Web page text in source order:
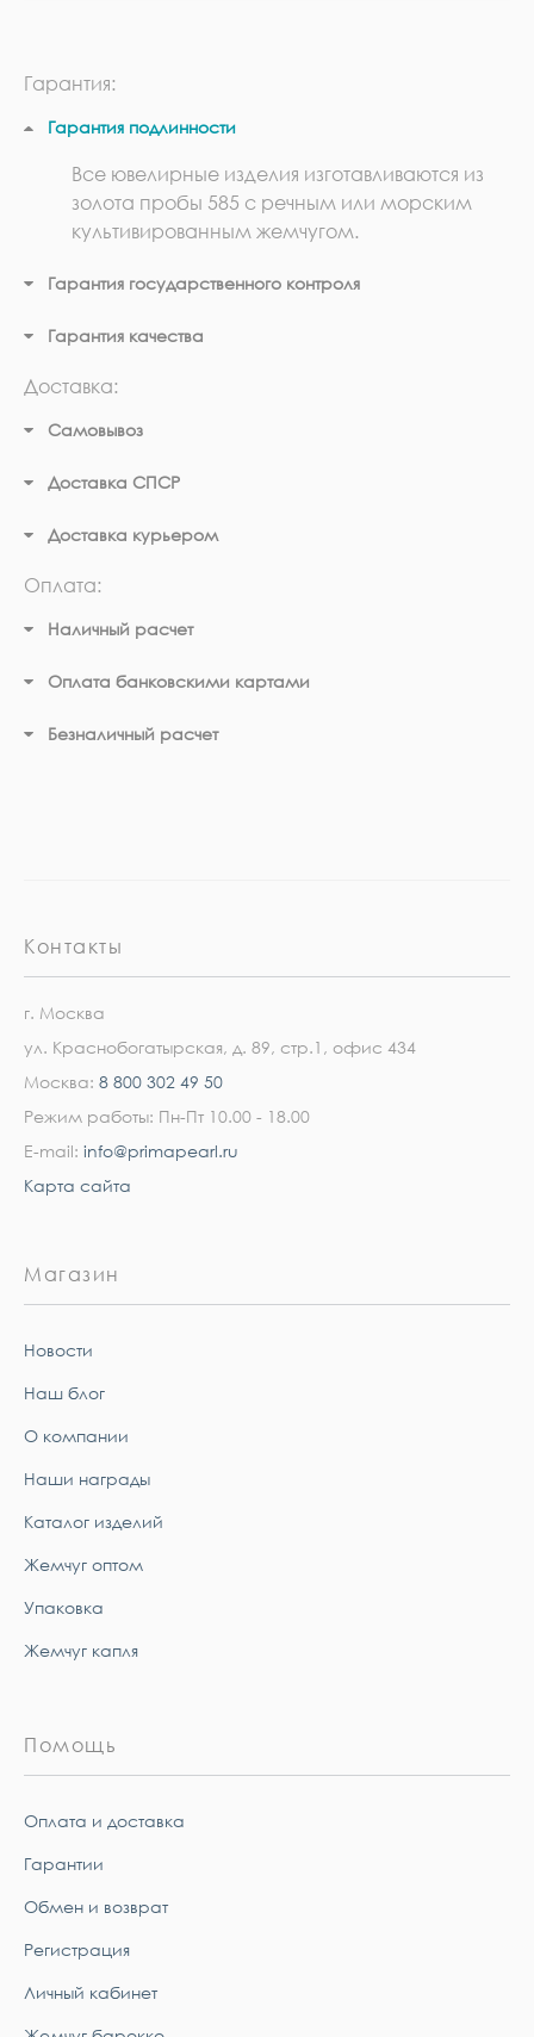
Гарантия:
Гарантия подлинности
Все ювелирные изделия изготавливаются из
золота пробы 585 с речным или морским
культивированным жемчугом.
Гарантия государственного контроля
Гарантия качества
Доставка:
Самовывоз
Доставка СПСР
Доставка курьером
Оплата:
Наличный расчет
Оплата банковскими картами
Безналичный расчет
Контакты
г. Москва
ул. Краснобогатырская, д. 89, стр.1, офис 434
Москва: 8 800 302 49 50
Режим работы: Пн-Пт 10.00 - 18.00
E-mail: info@primapearl.ru
Карта сайта
Магазин
Новости
Наш блог
О компании
Наши награды
Каталог изделий
Жемчуг оптом
Упаковка
Жемчуг капля
Помощь
Оплата и доставка
Гарантии
Обмен и возврат
Регистрация
Личный кабинет